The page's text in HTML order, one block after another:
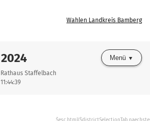
Wahlen Landkreis Bamberg
Staffelbach
Menü